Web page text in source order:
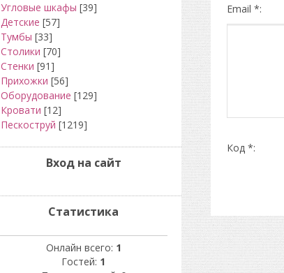
Email *:
Код *:
Угловые шкафы [39]
Детские [57]
Тумбы [33]
Столики [70]
Стенки [91]
Прихожки [56]
Оборудование [129]
Кровати [12]
Пескоструй [1219]
Вход на сайт
Статистика
Онлайн всего: 1
Гостей: 1